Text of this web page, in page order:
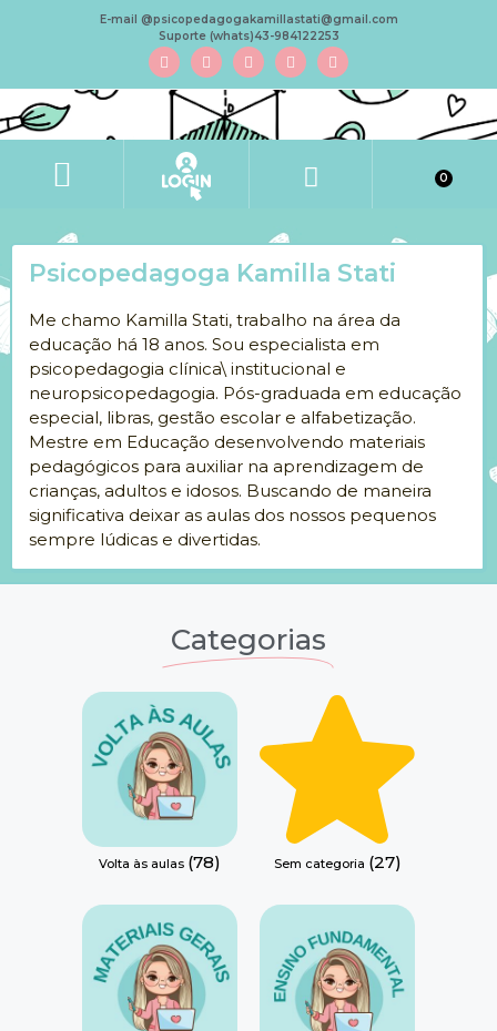
E-mail @psicopedagogakamillastati@gmail.com
Suporte (whats)43-984122253
0
Psicopedagoga Kamilla Stati
Me chamo Kamilla Stati, trabalho na área da
educação há 18 anos. Sou especialista em
psicopedagogia clínica\ institucional e
neuropsicopedagogia. Pós-graduada em educação
especial, libras, gestão escolar e alfabetização.
Mestre em Educação desenvolvendo materiais
pedagógicos para auxiliar na aprendizagem de
crianças, adultos e idosos. Buscando de maneira
significativa deixar as aulas dos nossos pequenos
sempre lúdicas e divertidas.
Categorias
Volta às aulas (78) Sem categoria (27)